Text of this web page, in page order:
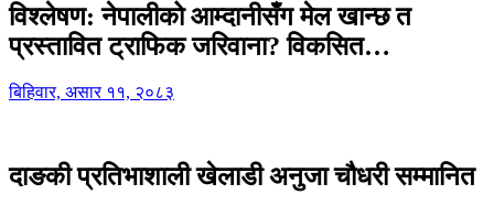
विश्लेषण: नेपालीको आम्दानीसँग मेल खान्छ त
प्रस्तावित ट्राफिक जरिवाना? विकसित…
बिहिवार, असार ११, २०८३
दाङकी प्रतिभाशाली खेलाडी अनुजा चौधरी सम्मानित